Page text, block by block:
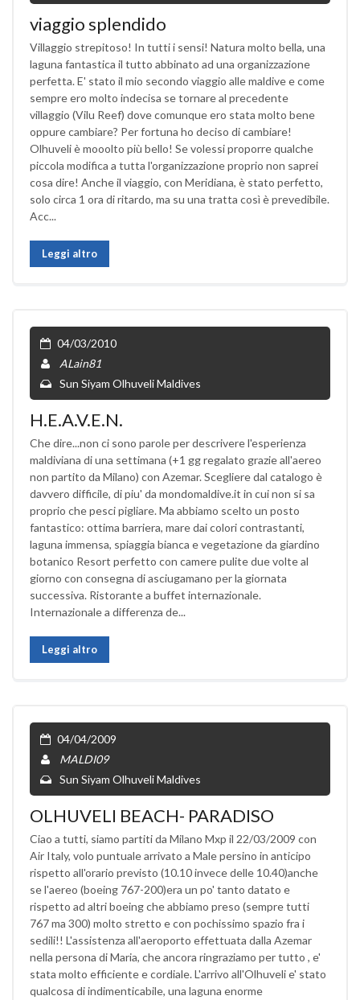
viaggio splendido
Villaggio strepitoso! In tutti i sensi! Natura molto bella, una
laguna fantastica il tutto abbinato ad una organizzazione
perfetta. E' stato il mio secondo viaggio alle maldive e come
sempre ero molto indecisa se tornare al precedente
villaggio (Vilu Reef) dove comunque ero stata molto bene
oppure cambiare? Per fortuna ho deciso di cambiare!
Olhuveli è mooolto più bello! Se volessi proporre qualche
piccola modifica a tutta l'organizzazione proprio non saprei
cosa dire! Anche il viaggio, con Meridiana, è stato perfetto,
solo circa 1 ora di ritardo, ma su una tratta così è prevedibile.
Acc...
Leggi altro
04/03/2010
ALain81
Sun Siyam Olhuveli Maldives
H.E.A.V.E.N.
Che dire...non ci sono parole per descrivere l'esperienza
maldiviana di una settimana (+1 gg regalato grazie all'aereo
non partito da Milano) con Azemar. Scegliere dal catalogo è
davvero difficile, di piu' da mondomaldive.it in cui non si sa
proprio che pesci pigliare. Ma abbiamo scelto un posto
fantastico: ottima barriera, mare dai colori contrastanti,
laguna immensa, spiaggia bianca e vegetazione da giardino
botanico Resort perfetto con camere pulite due volte al
giorno con consegna di asciugamano per la giornata
successiva. Ristorante a buffet internazionale.
Internazionale a differenza de...
Leggi altro
04/04/2009
MALDI09
Sun Siyam Olhuveli Maldives
OLHUVELI BEACH- PARADISO
Ciao a tutti, siamo partiti da Milano Mxp il 22/03/2009 con
Air Italy, volo puntuale arrivato a Male persino in anticipo
rispetto all'orario previsto (10.10 invece delle 10.40)anche
se l'aereo (boeing 767-200)era un po' tanto datato e
rispetto ad altri boeing che abbiamo preso (sempre tutti
767 ma 300) molto stretto e con pochissimo spazio fra i
sedili!! L'assistenza all'aeroporto effettuata dalla Azemar
nella persona di Maria, che ancora ringraziamo per tutto , e'
stata molto efficiente e cordiale. L'arrivo all'Olhuveli e' stato
qualcosa di indimenticabile, una laguna enorme